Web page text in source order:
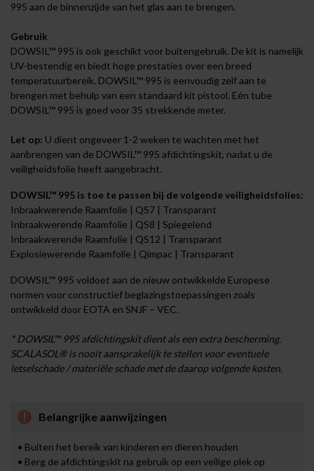
995 aan de binnenzijde van het glas aan te brengen.
Gebruik
DOWSIL™ 995 is ook geschikt voor buitengebruik. De kit is namelijk
UV-bestendig en biedt hoge prestaties over een breed
temperatuurbereik. DOWSIL™ 995 is eenvoudig zelf aan te
brengen met behulp van een standaard kit pistool. Eén tube
DOWSIL™ 995 is goed voor 35 strekkende meter.
Let op: U dient ongeveer 1-2 weken te wachten met het
aanbrengen van de DOWSIL™ 995 afdichtingskit, nadat u de
veiligheidsfolie heeft aangebracht.
DOWSIL™ 995 is toe te passen bij de volgende veiligheidsfolies:
Inbraakwerende Raamfolie | QS7 | Transparant
Inbraakwerende Raamfolie | QS8 | Spiegelend
Inbraakwerende Raamfolie | QS12 | Transparant
Explosiewerende Raamfolie | Qimpac | Transparant
DOWSIL™ 995 voldoet aan de nieuw ontwikkelde Europese
normen voor constructief beglazingstoepassingen zoals
ontwikkeld door EOTA en SNJF – VEC.
* DOWSIL™ 995 afdichtingskit dient als een extra bescherming.
SCALASOL® is nooit aansprakelijk te stellen voor eventuele
letselschade / materiële schade met de daarop volgende kosten.
Belangrijke aanwijzingen
• Buiten het bereik van kinderen en dieren houden
• Berg de afdichtingskit na gebruik op een veilige plek op